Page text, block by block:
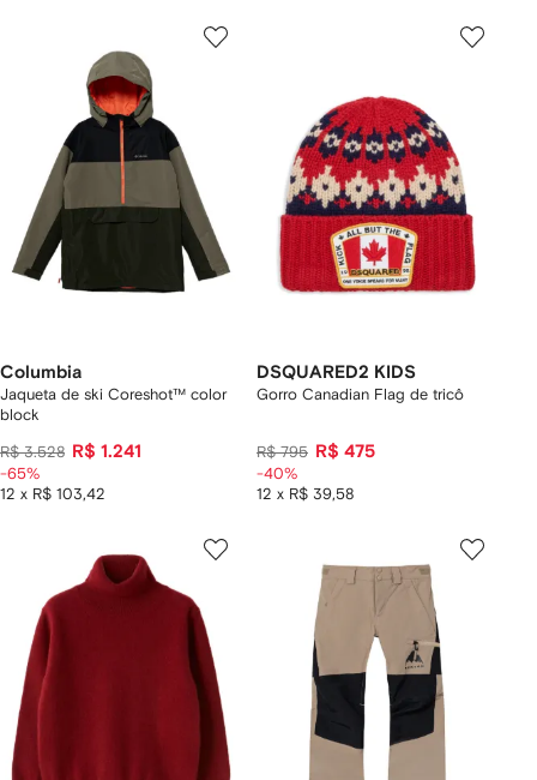
Columbia
Jaqueta de ski Coreshot™ color
block
R$ 3.528 R$ 1.241
12 x R$ 103,42
-65%
DSQUARED2 KIDS
Gorro Canadian Flag de tricô
R$ 795 R$ 475
12 x R$ 39,58
-40%